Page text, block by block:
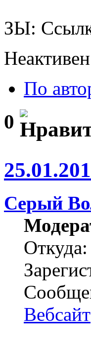
ЗЫ:
Неактивен
По
0
Серый
Вебсайт